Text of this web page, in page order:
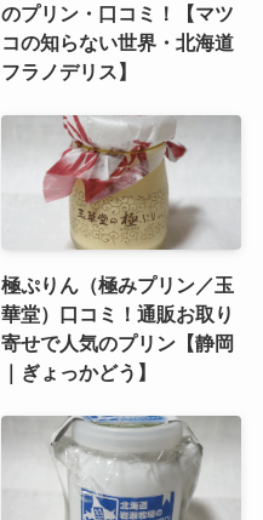
のプリン・口コミ！【マツ
コの知らない世界・北海道
フラノデリス】
極ぷりん（極みプリン／玉
華堂）口コミ！通販お取り
寄せで人気のプリン【静岡
｜ぎょっかどう】